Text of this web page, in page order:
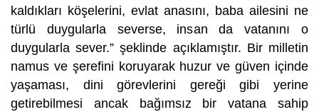
kaldıkları köşelerini, evlat anasını, baba ailesini ne
türlü duygularla severse, insan da vatanını o
duygularla sever.” şeklinde açıklamıştır. Bir milletin
namus ve şerefini koruyarak huzur ve güven içinde
yaşaması, dini görevlerini gereği gibi yerine
getirebilmesi ancak bağımsız bir vatana sahip